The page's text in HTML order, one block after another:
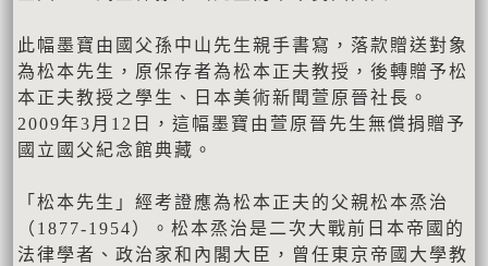
此幅墨寶由國父孫中山先生親手書寫，落款贈送對象
為松本先生，原保存者為松本正夫教授，後轉贈予松
本正夫教授之學生、日本美術新聞萱原晉社長。
2009年3月12日，這幅墨寶由萱原晉先生無償捐贈予
國立國父紀念館典藏。
「松本先生」經考證應為松本正夫的父親松本烝治
（1877-1954）。松本烝治是二次大戰前日本帝國的
法律學者、政治家和內閣大臣，曾任東京帝國大學教